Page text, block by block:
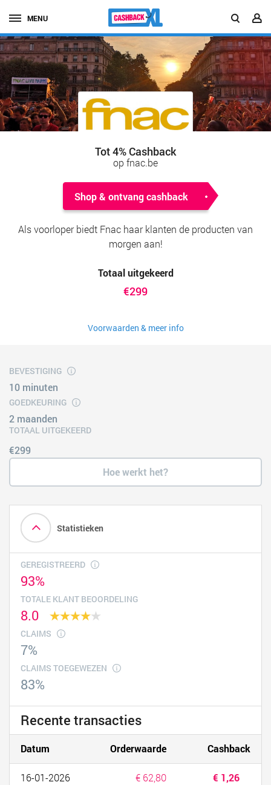
MENU
Tot 4% Cashback
op fnac.be
Shop & ontvang cashback
Als voorloper biedt Fnac haar klanten de producten van
morgen aan!
Totaal uitgekeerd
€299
Voorwaarden & meer info
BEVESTIGING
10 minuten
GOEDKEURING
2 maanden
TOTAAL UITGEKEERD
€299
Hoe werkt het?
Statistieken
GEREGISTREERD
93%
TOTALE KLANT BEOORDELING
8.0
CLAIMS
7%
CLAIMS TOEGEWEZEN
83%
Recente transacties
Datum Orderwaarde Cashback
16-01-2026 € 62,80 € 1,26